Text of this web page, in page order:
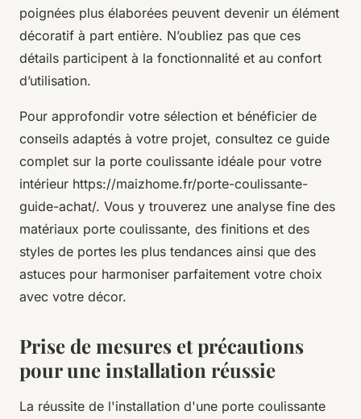
poignées plus élaborées peuvent devenir un élément
décoratif à part entière. N’oubliez pas que ces
détails participent à la fonctionnalité et au confort
d’utilisation.
Pour approfondir votre sélection et bénéficier de
conseils adaptés à votre projet, consultez ce guide
complet sur la porte coulissante idéale pour votre
intérieur https://maizhome.fr/porte-coulissante-
guide-achat/. Vous y trouverez une analyse fine des
matériaux porte coulissante, des finitions et des
styles de portes les plus tendances ainsi que des
astuces pour harmoniser parfaitement votre choix
avec votre décor.
Prise de mesures et précautions
pour une installation réussie
La réussite de l'installation d'une porte coulissante